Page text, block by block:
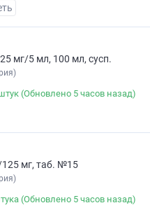
XX-XX
мг/5 мл, 100 мл, сусп.
(Обновлено 5 часов назад)
мг, таб. №15
(Обновлено 5 часов назад)